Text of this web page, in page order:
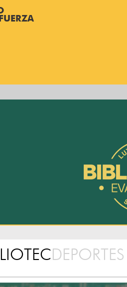
DEPORTES